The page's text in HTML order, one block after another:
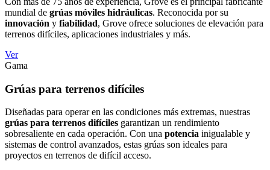
mundial de grúas móviles hidráulicas. Reconocida por su
innovación y fiabilidad, Grove ofrece soluciones de elevación para
terrenos difíciles, aplicaciones industriales y más.
Ver
Gama
Grúas para terrenos difíciles
Diseñadas para operar en las condiciones más extremas, nuestras
grúas para terrenos difíciles garantizan un rendimiento
sobresaliente en cada operación. Con una potencia inigualable y
sistemas de control avanzados, estas grúas son ideales para
proyectos en terrenos de difícil acceso.